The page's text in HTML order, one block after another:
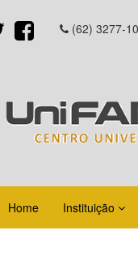
(62) 3277-
Home Instituição